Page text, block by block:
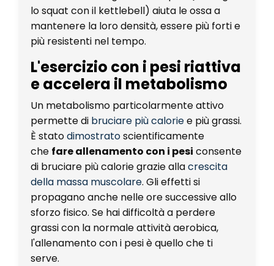
lo squat con il kettlebell) aiuta le ossa a
mantenere la loro densità, essere più forti e
più resistenti nel tempo.
L'esercizio con i pesi riattiva
e accelera il metabolismo
Un metabolismo particolarmente attivo
permette di bruciare più caloriee più grassi.
È statodimostratoscientificamente
che fare allenamento con i pesi consente
di bruciare più calorie grazie allacrescita
della massa muscolare. Gli effetti si
propagano anche nelle ore successive allo
sforzo fisico. Se hai difficoltà a perdere
grassi con la normale attività aerobica,
l'allenamento con i pesi è quello che ti
serve.